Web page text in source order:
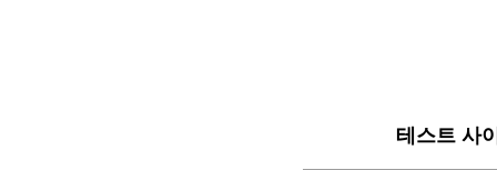
테스트 사